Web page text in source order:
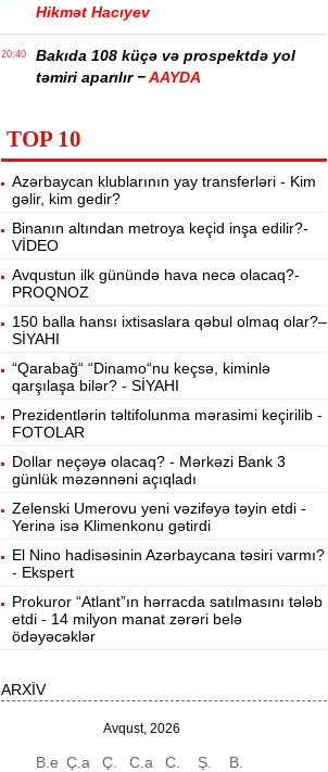
Hikmət Hacıyev
20:40
Bakıda 108 küçə və prospektdə yol
təmiri aparılır −AAYDA
fəsadlar törədə bilər -
20:06
Müharibədə 3 400-dən çox iranlı və 18
ABŞ hərbçisi həlak olub -
19:48 BMT-dən dəhşətli xəbərdarlıq -
milyon insan ac qala bilər
19:31
“Wildberries” anbar tutumunun üçdə
birini itirib -
19:16
“Sea Breeze“də mənzil qiymətləri necə
dəyişir? -Qiymətlər
19:00 Bakıda ticarət mərkəzində FACİƏ:liftin
şaxtasına düşüb öldü
18:41 Pentaqondan kritik addım:Rusiya və
Çinə qarşı yeni plan
18:22
Naxçıvan Şəhər Poliklinikasında tibbi
arayış 60-80 manata satılır? -VİDEO
18:05
Kolleclərdə ən yüksək təhsil haqqı
"Yəhudi David Seliverstov" Kazım
Abbasov çıxdı! -Bir dələduzla bağlı
TOP 10
Azərbaycan klublarının yay transferləri - Kim
gəlir, kim gedir?
Binanın altından metroya keçid inşa edilir?-
VİDEO
Avqustun ilk günündə hava necə olacaq?-
PROQNOZ
150 balla hansı ixtisaslara qəbul olmaq olar?–
SİYAHI
“Qarabağ“ “Dinamo“nu keçsə, kiminlə
qarşılaşa bilər? - SİYAHI
Prezidentlərin təltifolunma mərasimi keçirilib -
FOTOLAR
Dollar neçəyə olacaq? - Mərkəzi Bank 3
günlük məzənnəni açıqladı
Zelenski Umerovu yeni vəzifəyə təyin etdi -
Yerinə isə Klimenkonu gətirdi
El Nino hadisəsinin Azərbaycana təsiri varmı?
- Ekspert
Prokuror “Atlant”ın hərracda satılmasını tələb
etdi - 14 milyon manat zərəri belə
ödəyəcəklər
ARXİV
Avqust, 2026
B.e Ç.a Ç. C.a C. Ş. B.